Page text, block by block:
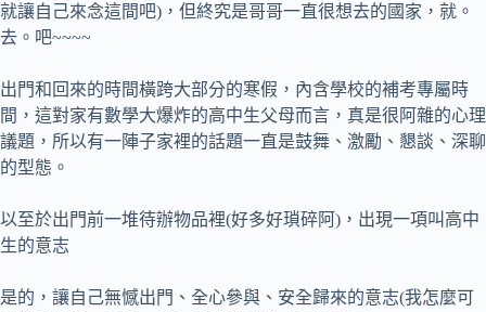
就讓自己來念這間吧)，但終究是哥哥一直很想去的國家，就。
去。吧~~~~
出門和回來的時間橫跨大部分的寒假，內含學校的補考專屬時
間，這對家有數學大爆炸的高中生父母而言，真是很阿雜的心理
議題，所以有一陣子家裡的話題一直是鼓舞、激勵、懇談、深聊
的型態。
以至於出門前一堆待辦物品裡(好多好瑣碎阿)，出現一項叫高中
生的意志
是的，讓自己無憾出門、全心參與、安全歸來的意志(我怎麼可